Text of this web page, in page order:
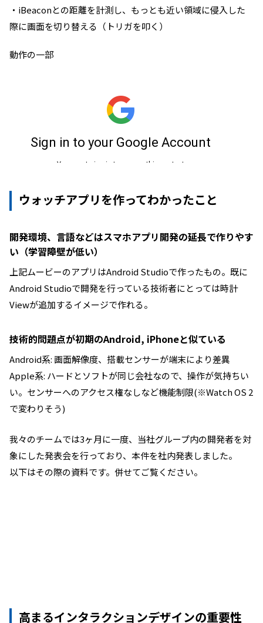
・iBeaconとの距離を計測し、もっとも近い領域に侵入した
際に画面を切り替える（トリガを叩く）
動作の一部
ウォッチアプリを作ってわかったこと
開発環境、言語などはスマホアプリ開発の延長で作りやす
い（学習障壁が低い）
上記ムービーのアプリはAndroid Studioで作ったもの。既に
Android Studioで開発を行っている技術者にとっては時計
Viewが追加するイメージで作れる。
技術的問題点が初期のAndroid, iPhoneと似ている
Android系: 画面解像度、搭載センサーが端末により差異
Apple系: ハードとソフトが同じ会社なので、操作が気持ちい
い。センサーへのアクセス権なしなど機能制限(※Watch OS 2
で変わりそう)
我々のチームでは3ヶ月に一度、当社グループ内の開発者を対
象にした発表会を行っており、本件を社内発表しました。
以下はその際の資料です。併せてご覧ください。
高まるインタラクションデザインの重要性